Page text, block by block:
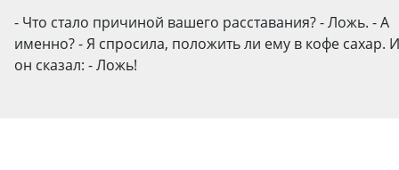
- Что стало причиной вашего расставания? - Ложь. - А
именно? - Я спросила, положить ли ему в кофе сахар. И
он сказал: - Ложь!